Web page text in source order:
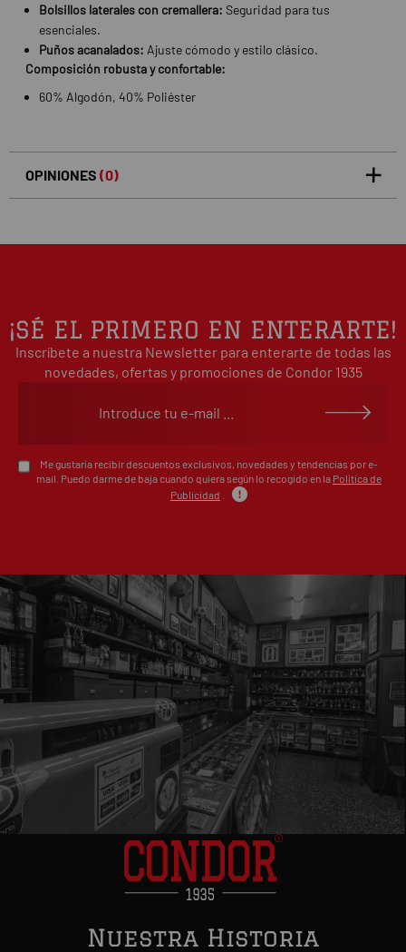
Bolsillos laterales con cremallera: Seguridad para tus
esenciales.
Puños acanalados: Ajuste cómodo y estilo clásico.
Composición robusta y confortable:
60% Algodón, 40% Poliéster
OPINIONES (0)
5
4
0%
estrellas
0%
1
estrellas 0%
¡SÉ EL PRIMERO EN ENTERARTE!
Inscríbete a nuestra Newsletter para enterarte de todas las
novedades, ofertas y promociones de Condor 1935
Me gustaría recibir descuentos exclusivos, novedades y tendencias por e-
mail. Puedo darme de baja cuando quiera según lo recogido en la Política de
Publicidad
Nuestra Historia